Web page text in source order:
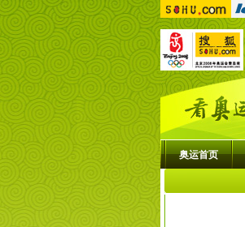
奥运首页